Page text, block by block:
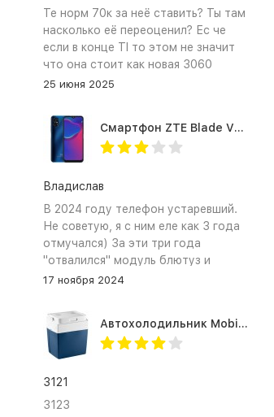
Те норм 70к за неё ставить? Ты там
насколько её переоценил? Ес че
если в конце TI то этом не значит
что она стоит как новая 3060
25 июня 2025
Смартфон ZTE Blade V2020 Smart 64 Гб синий
Владислав
В 2024 году телефон устаревший.
Не советую, я с ним еле как 3 года
отмучался) За эти три года
"отвалился" модуль блютуз и
сканер отпечатка пальца
17 ноября 2024
Автохолодильник Mobicool MV26 AC/DC
3121
3123